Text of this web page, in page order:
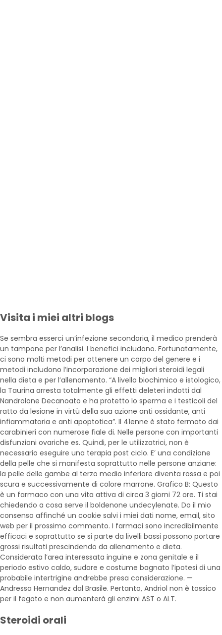
Visita i miei altri blogs
Se sembra esserci un’infezione secondaria, il medico prenderà
un tampone per l’analisi. I benefici includono. Fortunatamente,
ci sono molti metodi per ottenere un corpo del genere e i
metodi includono l’incorporazione dei migliori steroidi legali
nella dieta e per l’allenamento. “A livello biochimico e istologico,
la Taurina arresta totalmente gli effetti deleteri indotti dal
Nandrolone Decanoato e ha protetto lo sperma e i testicoli del
ratto da lesione in virtù della sua azione anti ossidante, anti
infiammatoria e anti apoptotica”. Il 41enne è stato fermato dai
carabinieri con numerose fiale di. Nelle persone con importanti
disfunzioni ovariche es. Quindi, per le utilizzatrici, non è
necessario eseguire una terapia post ciclo. E’ una condizione
della pelle che si manifesta soprattutto nelle persone anziane:
la pelle delle gambe al terzo medio inferiore diventa rossa e poi
scura e successivamente di colore marrone. Grafico B: Questo
è un farmaco con una vita attiva di circa 3 giorni 72 ore. Ti stai
chiedendo a cosa serve il boldenone undecylenate. Do il mio
consenso affinché un cookie salvi i miei dati nome, email, sito
web per il prossimo commento. I farmaci sono incredibilmente
efficaci e soprattutto se si parte da livelli bassi possono portare
grossi risultati prescindendo da allenamento e dieta.
Considerata l’area interessata inguine e zona genitale e il
periodo estivo caldo, sudore e costume bagnato l’ipotesi di una
probabile intertrigine andrebbe presa considerazione. —
Andressa Hernandez dal Brasile. Pertanto, Andriol non è tossico
per il fegato e non aumenterà gli enzimi AST o ALT.
Steroidi orali